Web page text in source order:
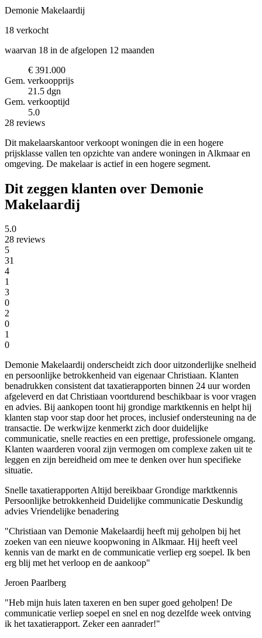
Demonie Makelaardij
18 verkocht
waarvan 18 in de afgelopen 12 maanden
€ 391.000
Gem. verkoopprijs
21.5 dgn
Gem. verkooptijd
5.0
28 reviews
Dit makelaarskantoor verkoopt woningen die in een hogere
prijsklasse vallen ten opzichte van andere woningen in Alkmaar en
omgeving. De makelaar is actief in een hogere segment.
Dit zeggen klanten over Demonie
Makelaardij
5.0
28 reviews
5
31
4
1
3
0
2
0
1
0
Demonie Makelaardij onderscheidt zich door uitzonderlijke snelheid
en persoonlijke betrokkenheid van eigenaar Christiaan. Klanten
benadrukken consistent dat taxatierapporten binnen 24 uur worden
afgeleverd en dat Christiaan voortdurend beschikbaar is voor vragen
en advies. Bij aankopen toont hij grondige marktkennis en helpt hij
klanten stap voor stap door het proces, inclusief ondersteuning na de
transactie. De werkwijze kenmerkt zich door duidelijke
communicatie, snelle reacties en een prettige, professionele omgang.
Klanten waarderen vooral zijn vermogen om complexe zaken uit te
leggen en zijn bereidheid om mee te denken over hun specifieke
situatie.
Snelle taxatierapportenAltijd bereikbaarGrondige marktkennis
Persoonlijke betrokkenheid Duidelijke communicatie Deskundig
advies Vriendelijke benadering
"Christiaan van Demonie Makelaardij heeft mij geholpen bij het
zoeken van een nieuwe koopwoning in Alkmaar. Hij heeft veel
kennis van de markt en de communicatie verliep erg soepel. Ik ben
erg blij met het verloop en de aankoop"
Jeroen Paarlberg
"Heb mijn huis laten taxeren en ben super goed geholpen! De
communicatie verliep soepel en snel en nog dezelfde week ontving
ik het taxatierapport. Zeker een aanrader!"